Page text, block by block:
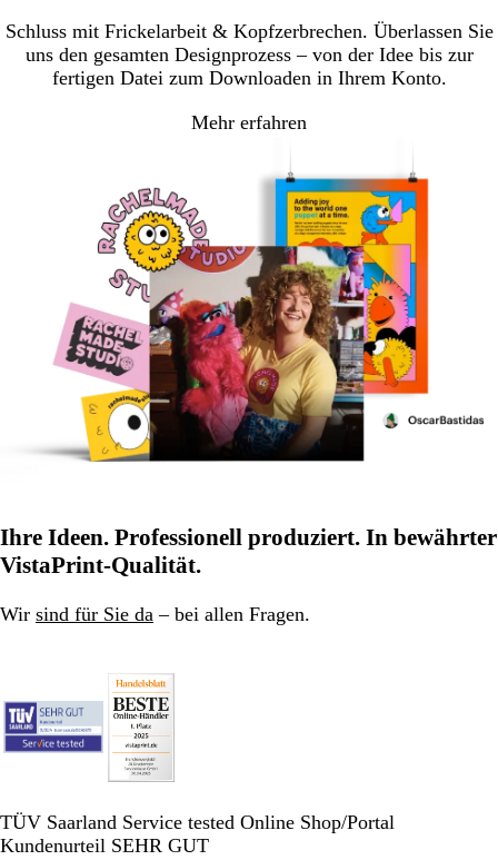
Schluss mit Frickelarbeit & Kopfzerbrechen. Überlassen Sie
uns den gesamten Designprozess – von der Idee bis zur
fertigen Datei zum Downloaden in Ihrem Konto.
Mehr erfahren
Ihre Ideen. Professionell produziert. In bewährter
VistaPrint-Qualität.
Wir sind für Sie da – bei allen Fragen.
TÜV Saarland Service tested Online Shop/Portal
Kundenurteil SEHR GUT